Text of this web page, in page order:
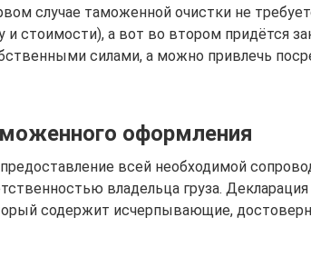
случае таможенной очистки не
и стоимости), а вот во втором придётся
силами, а можно привлечь
оформления
всей необходимой
владельца груза.
содержит исчерпывающие,